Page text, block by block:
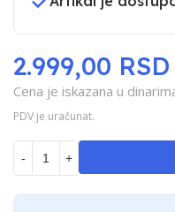
Cena je iskazana u
PDV je uračunat.
2.999,00 RSD
- +